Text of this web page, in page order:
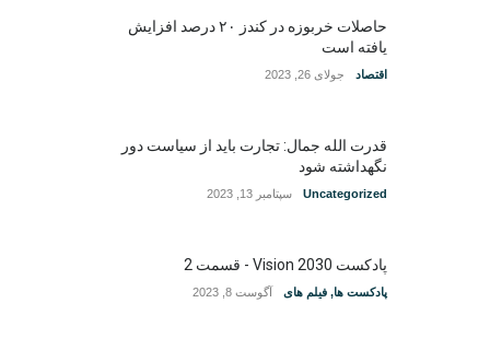
حاصلات خربوزه در کندز ۲۰ درصد افزایش
یافته است
اقتصاد جولای 26, 2023
قدرت الله جمال: تجارت باید از سیاست دور
نگهداشته شود
Uncategorized سپتامبر 13, 2023
پادکست Vision 2030 - قسمت 2
پادکست ها, فیلم های آگوست 8, 2023